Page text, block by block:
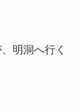
明洞へ行く